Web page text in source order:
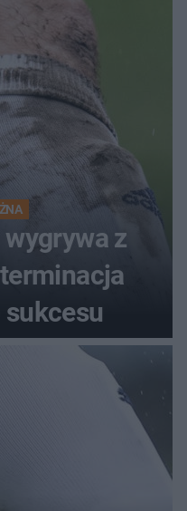
wygrywa z